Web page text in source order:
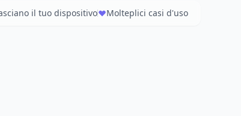
il tuo dispositivo Molteplici casi d'uso